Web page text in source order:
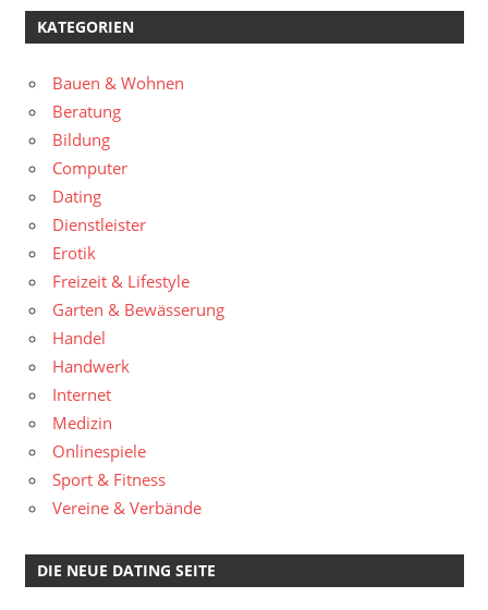
KATEGORIEN
Bauen & Wohnen
Beratung
Bildung
Computer
Dating
Dienstleister
Erotik
Freizeit & Lifestyle
Garten & Bewässerung
Handel
Handwerk
Internet
Medizin
Onlinespiele
Sport & Fitness
Vereine & Verbände
DIE NEUE DATING SEITE